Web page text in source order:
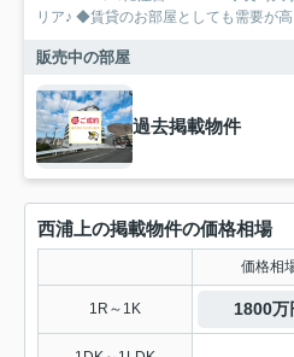
リア♪ ◆賃貸のお部屋としても需要が
販売中の部屋
過去掲載物件
西浦上の掲載物件の価格相場
価格相
1R～1K 1800万